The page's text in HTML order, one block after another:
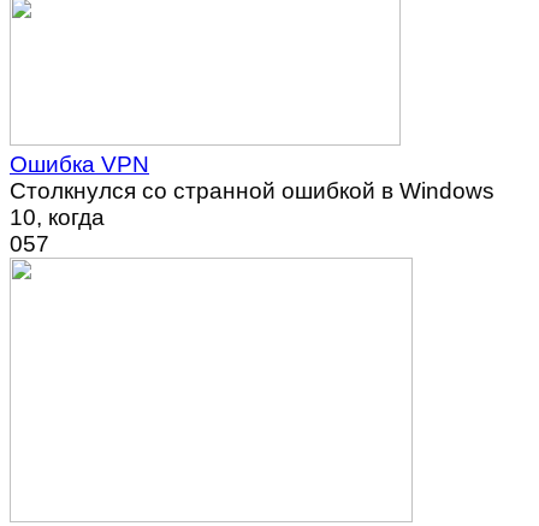
Ошибка VPN
Столкнулся со странной ошибкой в Windows
10, когда
057